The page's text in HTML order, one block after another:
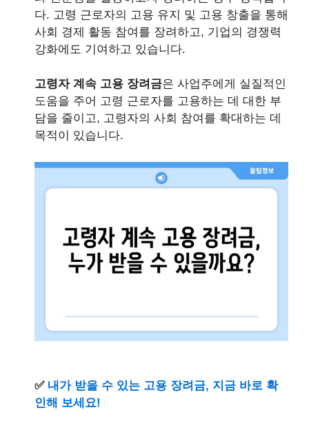
다. 고령 근로자의 고용 유지 및 고용 창출을 통해
사회 경제 활동 참여를 장려하고, 기업의 경쟁력
강화에도 기여하고 있습니다.
고령자 계속 고용 장려금은 사업주에게 실질적인
도움을 주어 고령 근로자를 고용하는 데 대한 부
담을 줄이고, 고령자의 사회 참여를 확대하는 데
목적이 있습니다.
✅ 내가 받을 수 있는 고용 장려금, 지금 바로 확
인해 보세요!